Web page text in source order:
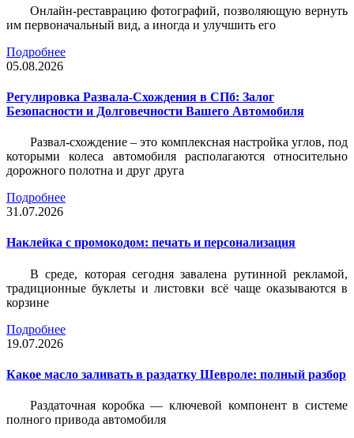
Онлайн-реставрацию фотографий, позволяющую вернуть
им первоначальный вид, а иногда и улучшить его
Подробнее
05.08.2026
Регулировка Развала-Схождения в СПб: Залог
Безопасности и Долговечности Вашего Автомобиля
Развал-схождение – это комплексная настройка углов, под
которыми колеса автомобиля располагаются относительно
дорожного полотна и друг друга
Подробнее
31.07.2026
Наклейка c промокодом: печать и персонализация
В среде, которая сегодня завалена рутинной рекламой,
традиционные буклеты и листовки всё чаще оказываются в
корзине
Подробнее
19.07.2026
Какое масло заливать в раздатку Шевроле: полный разбор
Раздаточная коробка — ключевой компонент в системе
полного привода автомобиля